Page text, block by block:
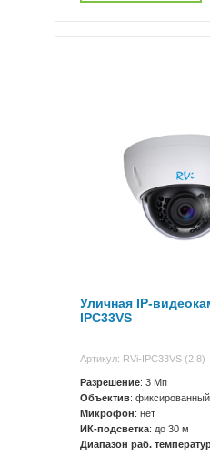
Уличная IP-
IPC33VS
Артикул: RVi-IPC33VS (2.8)
Разрешение: 3 Мп
Объектив: фиксированный
Микрофон: нет
ИК-подсветка: до 30 м
Диапазон раб.